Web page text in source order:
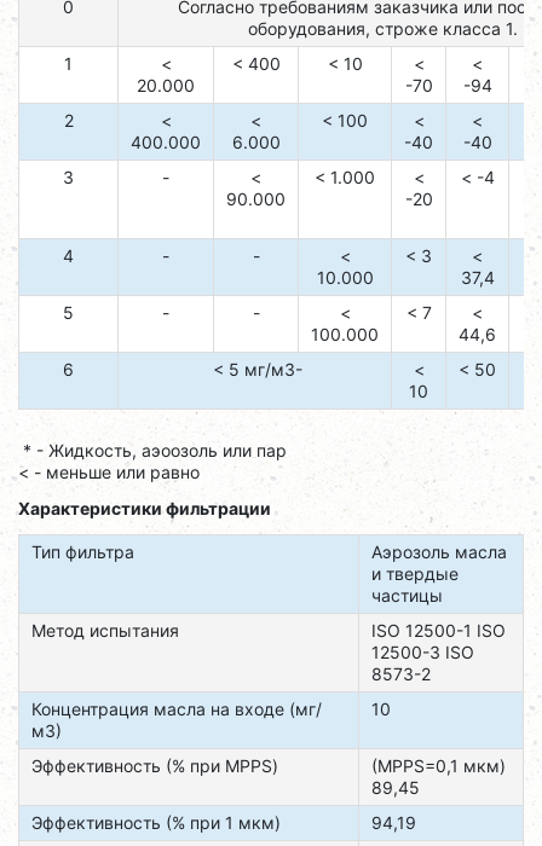
0
Согласно требованиям заказчика или
оборудования, строже класса 1.
1
<
20.000
< 400 < 10
<
-70
<
-94
2
<
400.000
<
6.000
< 100
<
-40
<
-40
3
-
<
90.000
< 1.000
<
-20
< -4
4 - -
<
10.000
< 3
<
37,4
5
- -
<
100.000
< 7
<
44,6
6
< 5 мг/м3-
<
10
< 50
* - Жидкость, аэоозоль или пар
< - меньше или равно
Характеристики фильтрации
Тип фильтра
Аэрозоль масла
и твердые
частицы
Метод испытания
ISO 12500-1 ISO
12500-3 ISO
8573-2
Концентрация масла на входе (мг/
м3)
10
Эффективность (% при MPPS)
(MPPS=0,1 мкм)
89,45
Эффективность (% при 1 мкм)
94,19